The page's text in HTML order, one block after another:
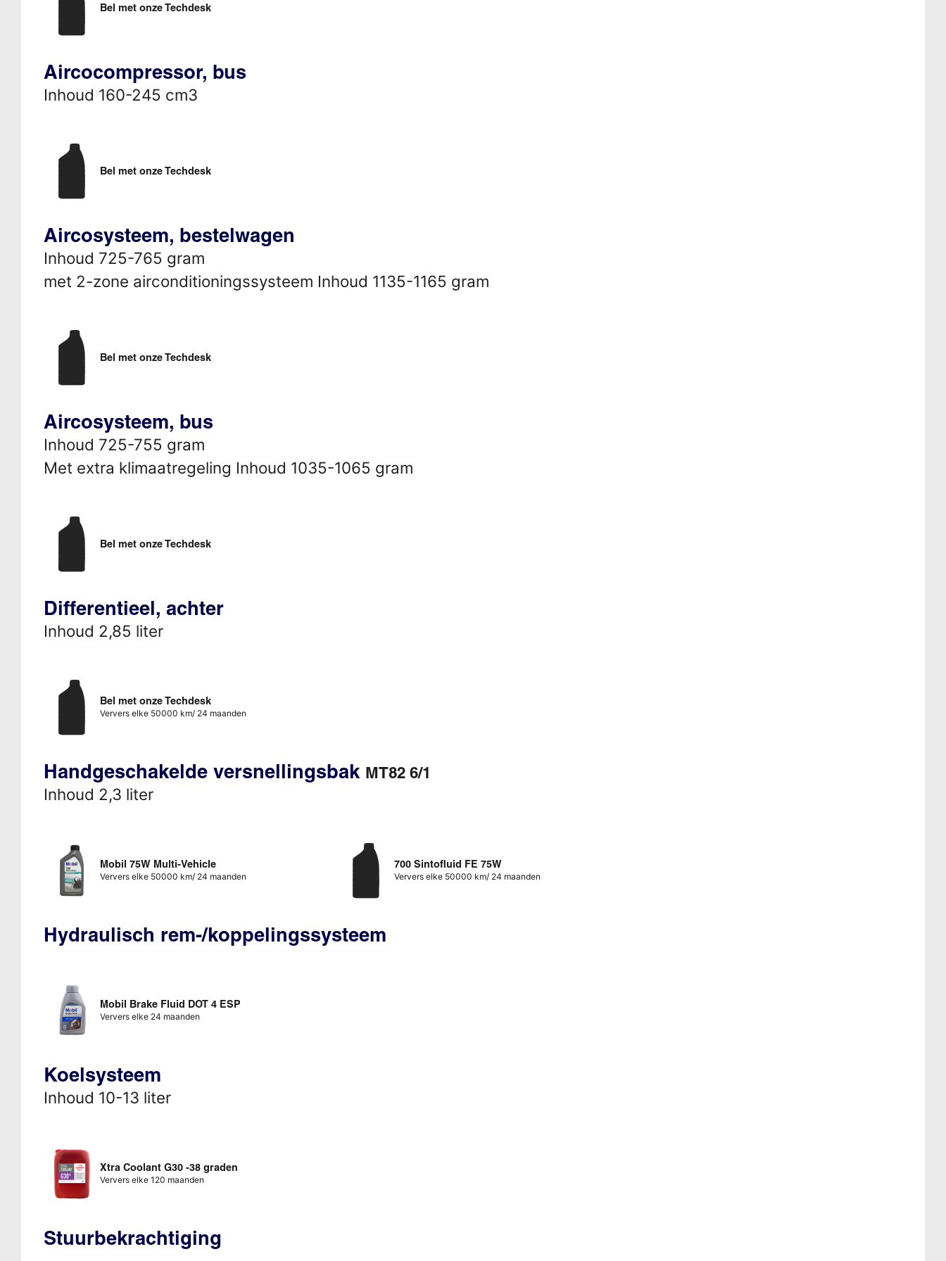
Bel met onze Techdesk
Aircocompressor, bus
Inhoud 160-245 cm3
Bel met onze Techdesk
Aircosysteem, bestelwagen
Inhoud 725-765 gram
met 2-zone airconditioningssysteem Inhoud 1135-1165 gram
Bel met onze Techdesk
Aircosysteem, bus
Inhoud 725-755 gram
Met extra klimaatregeling Inhoud 1035-1065 gram
Bel met onze Techdesk
Differentieel, achter
Inhoud 2,85 liter
Bel met onze Techdesk
Ververs elke 50000 km/ 24 maanden
Handgeschakelde versnellingsbak MT82 6/1
Inhoud 2,3 liter
Mobil 75W Multi-Vehicle
Ververs elke 50000 km/ 24 maanden
700 Sintofluid FE 75W
Ververs elke 50000 km/ 24 maanden
Hydraulisch rem-/koppelingssysteem
Mobil Brake Fluid DOT 4 ESP
Ververs elke 24 maanden
Koelsysteem
Inhoud 10-13 liter
Xtra Coolant G30 -38 graden
Ververs elke 120 maanden
Stuurbekrachtiging